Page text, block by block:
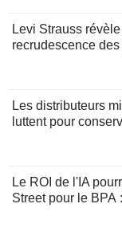
Levi Strauss
recrudescence
Les distributeurs
luttent pour
Le ROI de l'IA
Street pour le BPA